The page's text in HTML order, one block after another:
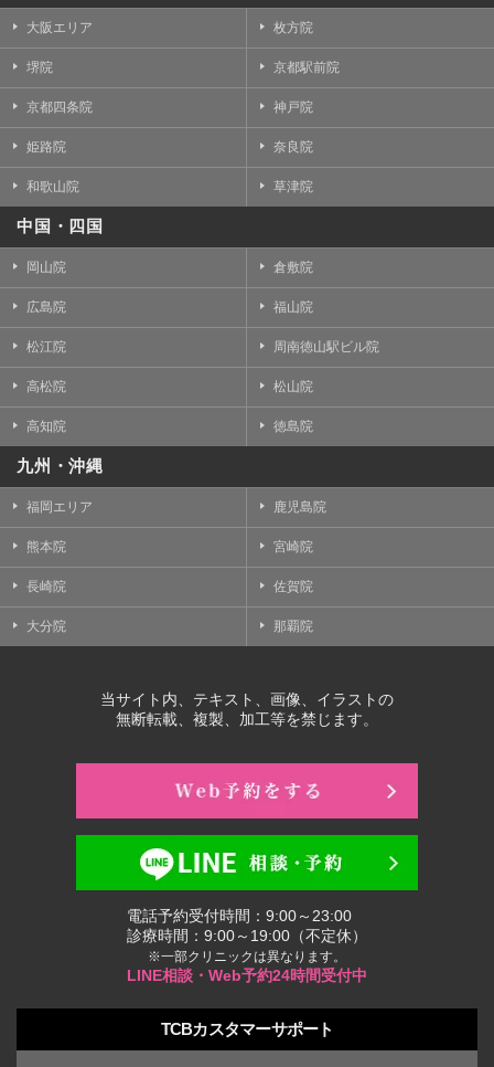
大阪エリア 枚方院
堺院 京都駅前院
京都四条院 神戸院
姫路院 奈良院
和歌山院 草津院
中国・四国
岡山院 倉敷院
広島院 福山院
松江院 周南徳山駅ビル院
高松院 松山院
高知院 徳島院
九州・沖縄
福岡エリア 鹿児島院
熊本院 宮崎院
長崎院 佐賀院
大分院 那覇院
当サイト内、テキスト、画像、イラストの
無断転載、複製、加工等を禁じます。
電話予約受付時間：9:00～23:00
診療時間：9:00～19:00（不定休）
※一部クリニックは異なります。
LINE相談・Web予約24時間受付中
TCBカスタマーサポート